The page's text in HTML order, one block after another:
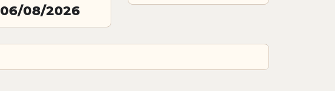
06/08/2026